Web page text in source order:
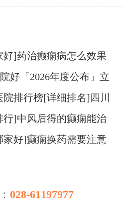
会诊+超万元援助，速领
]药治癫痫病怎么效果
好「2026年度公布」立
什么?
排行榜[详细排名]四川
]中风后得的癫痫能治
好]癫痫换药需要注意
028-61197977